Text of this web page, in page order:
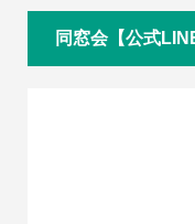
同窓会【公式